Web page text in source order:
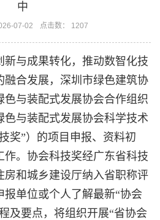
中
07-02 点击数： 1207
新与成果转化，推动数智化技
融合发展，深圳市绿色建筑协
色与装配式发展协会合作组织
色与装配式发展协会科学技术
奖”）的项目申报、资料初
作。协会科技奖经广东省科技
房和城乡建设厅纳入省职称评
单位或个人了解最新“协会
及要点，将组织开展“省协会